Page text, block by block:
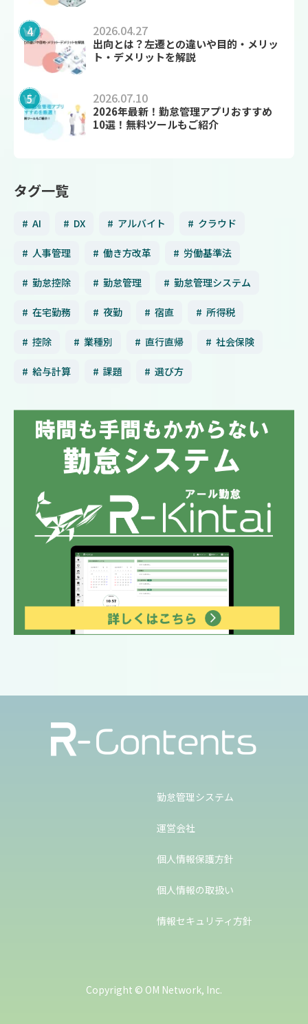
出向とは？左遷との違いや目的・メリッ
ト・デメリットを解説
2026.04.27
2026年最新！勤怠管理アプリおすすめ
10選！無料ツールもご紹介
2026.07.10
タグ一覧
AI DX アルバイト クラウド
人事管理 働き方改革 労働基準法
勤怠控除 勤怠管理 勤怠管理システム
在宅勤務 夜勤 宿直 所得税
控除 業種別 直行直帰 社会保険
給与計算 課題 選び方
勤怠管理システム
運営会社
個人情報保護方針
個人情報の取扱い
情報セキュリティ方針
Copyright © OM Network, Inc.